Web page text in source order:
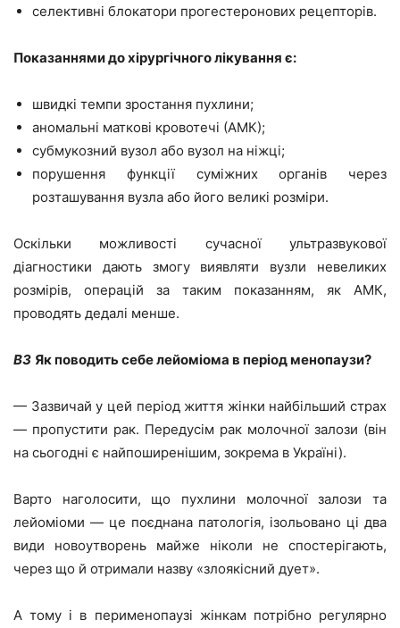
селективні блокатори прогестеронових рецепторів.
Показаннями до хірургічного лікування є:
швидкі темпи зростання пухлини;
аномальні маткові кровотечі (АМК);
субмукозний вузол або вузол на ніжці;
порушення функції суміжних органів через
розташування вузла або його великі розміри.
Оскільки можливості сучасної ультразвукової
діагностики дають змогу виявляти вузли невеликих
розмірів, операцій за таким показанням, як АМК,
проводять дедалі менше.
ВЗ Як поводить себе лейоміома в період менопаузи?
— Зазвичай у цей період життя жінки найбільший страх
— пропустити рак. Передусім рак молочної залози (він
на сьогодні є найпоширенішим, зокрема в Україні).
Варто наголосити, що пухлини молочної залози та
лейоміоми — це поєднана патологія, ізольовано ці два
види новоутворень майже ніколи не спостерігають,
через що й отримали назву «злоякісний дует».
А тому і в перименопаузі жінкам потрібно регулярно